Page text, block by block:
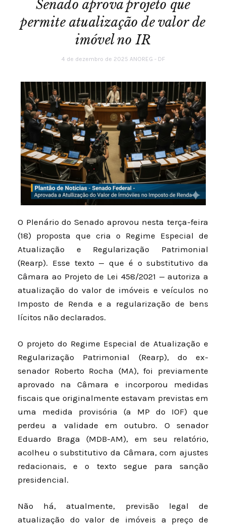
Senado aprova projeto que
permite atualização de valor de
imóvel no IR
4 de dezembro de 2025 ANOREG - DF
O Plenário do Senado aprovou nesta terça-feira
(18) proposta que cria o Regime Especial de
Atualização e Regularização Patrimonial
(Rearp). Esse texto — que é o substitutivo da
Câmara ao Projeto de Lei 458/2021 — autoriza a
atualização do valor de imóveis e veículos no
Imposto de Renda e a regularização de bens
lícitos não declarados.
O projeto do Regime Especial de Atualização e
Regularização Patrimonial (Rearp), do ex-
senador Roberto Rocha (MA), foi previamente
aprovado na Câmara e incorporou medidas
fiscais que originalmente estavam previstas em
uma medida provisória (a MP do IOF) que
perdeu a validade em outubro. O senador
Eduardo Braga (MDB-AM), em seu relatório,
acolheu o substitutivo da Câmara, com ajustes
redacionais, e o texto segue para sanção
presidencial.
Não há, atualmente, previsão legal de
atualização do valor de imóveis a preço de